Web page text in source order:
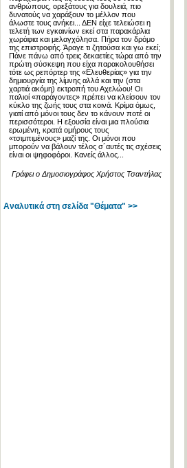
ανθρώπους, ορεξάτους για δουλειά, πιο
δυνατούς να χαράξουν το μέλλον που
άλωστε τους ανήκει... ΔΕΝ είχε τελειώσει η
τελετή των εγκαινίων εκεί στα παρακάρλια
χωράφια και μελαγχόλησα. Πήρα τον δρόμο
της επιστροφής. Άραγε τι ζητούσα και γω εκεί;
Πάνε πάνω από τρεις δεκαετίες τώρα από την
πρώτη σύσκεψη που είχα παρακολουθήσει
τότε ως ρεπόρτερ της «Ελευθερίας» για την
δημιουργία της λίμνης αλλά και την (στα
χαρτιά ακόμη) εκτροπή του Αχελώου! Οι
παλιοί «παράγοντες» πρέπει να κλείσουν τον
κύκλο της ζωής τους στα κοινά. Κρίμα όμως,
γιατί από μόνοι τους δεν το κάνουν ποτέ οι
περισσότεροι. Η εξουσία είναι μια πλούσια
ερωμένη, κρατά ομήρους τους
«τσιμπιμένους» μαζί της. Οι μόνοι που
μπορούν να βάλουν τέλος σ´αυτές τις σχέσεις
είναι οι ψηφοφόροι. Κανείς άλλος...
Γράφει ο Δημοσιογράφος Χρήστος Τσαντήλας
Αναλυτικά στη σελίδα "Θέματα" >>